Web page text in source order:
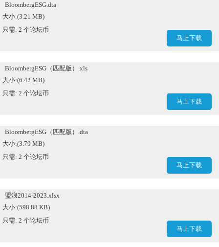
BloombergESG.dta
大小:(3.21 MB)
只需: 2 个论坛币
马上下载
BloombergESG（匹配版）.xls
大小:(6.42 MB)
只需: 2 个论坛币
马上下载
BloombergESG（匹配版）.dta
大小:(3.79 MB)
只需: 2 个论坛币
马上下载
盟浪2014-2023.xlsx
大小:(598.88 KB)
只需: 2 个论坛币
马上下载